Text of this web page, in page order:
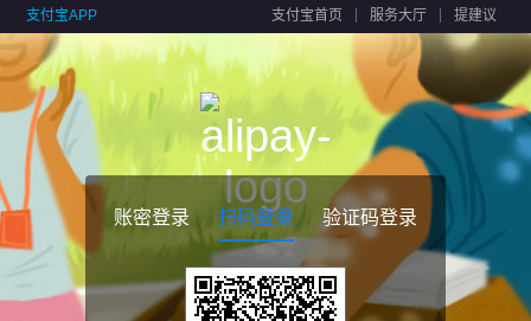
支付宝APP 支付宝首页 服务大厅 提建议
账密登录 扫码登录 验证码登录